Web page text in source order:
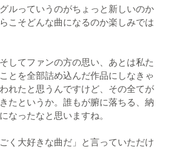
ルっていうのがちょっと新しいのか
こそどんな曲になるのか楽しみでは
してファンの方の思い、あとは私た
とを全部詰め込んだ作品にしなきゃ
れたと思うんですけど、その全てが
たというか。誰もが腑に落ちる、納
なったなと思いますね。
く大好きな曲だ」と言っていただけ